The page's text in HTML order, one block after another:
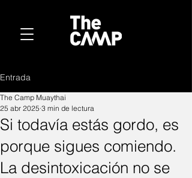
Entrada
Si todavía estás gordo, es
porque sigues comiendo.
La desintoxicación no se
The Camp Muaythai
25 abr 2025 3 min de lectura